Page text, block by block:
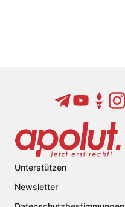
Unterstützen
Newsletter